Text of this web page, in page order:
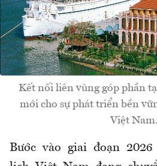
Kết nối liên vùng góp phần
mới cho sự phát triển bền
Việt Nam.
Bước vào giai đoạn